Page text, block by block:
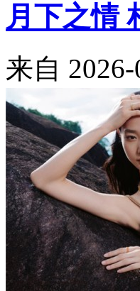
月下之情
来自